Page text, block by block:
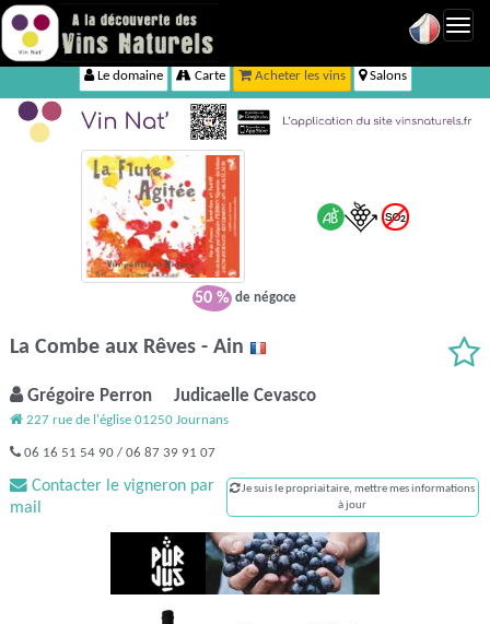
Le domaine Carte Acheter les vins Salons
50 % de négoce
La Combe aux Rêves - Ain
Grégoire Perron Judicaelle Cevasco
227 rue de l'église 01250 Journans
06 16 51 54 90 / 06 87 39 91 07
Contacter le vigneron par
mail
Je suis le propriaitaire, mettre mes informations
à jour